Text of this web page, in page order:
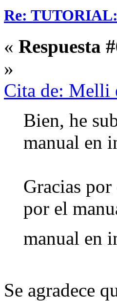
Re:
« Respuesta
»
Cita de: Melli
Bien, he
manual en
Gracias por
por el
manual en
Se agradece